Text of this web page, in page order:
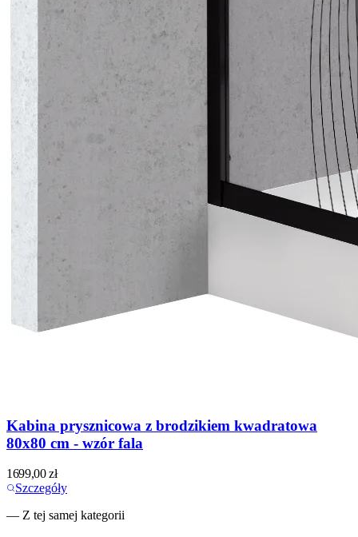
Kabina prysznicowa z brodzikiem kwadratowa
80x80 cm - wzór fala
1699,00zł
Szczegóły
— Z tej samej kategorii